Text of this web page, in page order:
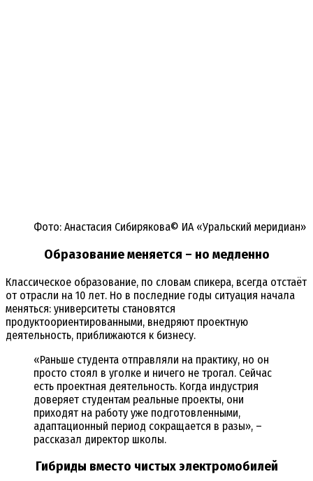
Фото: Анастасия Сибирякова© ИА «Уральский меридиан»
Образование меняется – но медленно
Классическое образование, по словам спикера, всегда отстаёт
от отрасли на 10 лет. Но в последние годы ситуация начала
меняться: университеты становятся
продуктоориентированными, внедряют проектную
деятельность, приближаются к бизнесу.
«Раньше студента отправляли на практику, но он
просто стоял в уголке и ничего не трогал. Сейчас
есть проектная деятельность. Когда индустрия
доверяет студентам реальные проекты, они
приходят на работу уже подготовленными,
адаптационный период сокращается в разы», –
рассказал директор школы.
Гибриды вместо чистых электромобилей